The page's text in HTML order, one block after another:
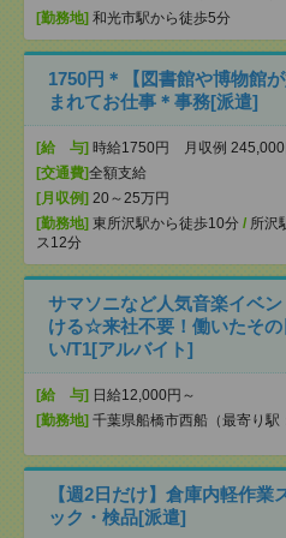
[勤務地] 和光市駅から徒歩5分
1750円＊【図書館や博物館
まれてお仕事＊事務[派遣]
[給 与] 時給1750円 月収例 245,000
[交通費]全額支給
[月収例] 20～25万円
[勤務地] 東所沢駅から徒歩10分 / 所沢
ス12分
サマソニなど人気音楽イベ
ける☆来社不要！働いたそ
い/T1[アルバイト]
[給 与] 日給12,000円～
[勤務地] 千葉県船橋市西船（最寄り駅
【週2日だけ】倉庫内軽作
ック・検品[派遣]